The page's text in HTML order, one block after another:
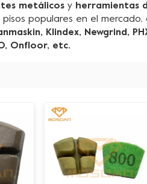
metálicos y herramientas
populares en el mercado,
Klindex, Newgrind,
Onfloor, etc.